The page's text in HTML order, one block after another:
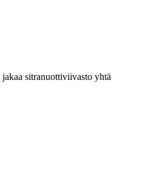
sitranuottiviivasto yhtä